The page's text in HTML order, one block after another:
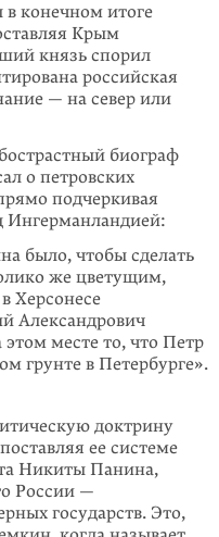
конечном итоге
Крым
князь спорил
российская
— на север или
биограф
о петровских
подчеркивая
Ингерманландией:
было, чтобы сделать
же цветущим,
Херсонесе
Александрович
этом месте то, что Петр
грунте в Петербурге».
доктрину
ее системе
Никиты Панина,
России —
государств. Это,